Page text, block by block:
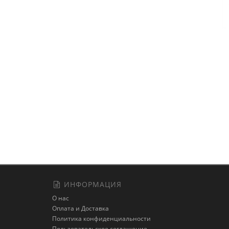
ИНФОРМАЦИЯ
О нас
Оплата и Доставка
Политика конфиденциальности